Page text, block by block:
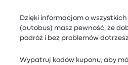
Dzięki informacjom o wszystkich
(autobus) masz pewność, że
podróż i bez problemów
Wypatruj kodów kuponu, aby